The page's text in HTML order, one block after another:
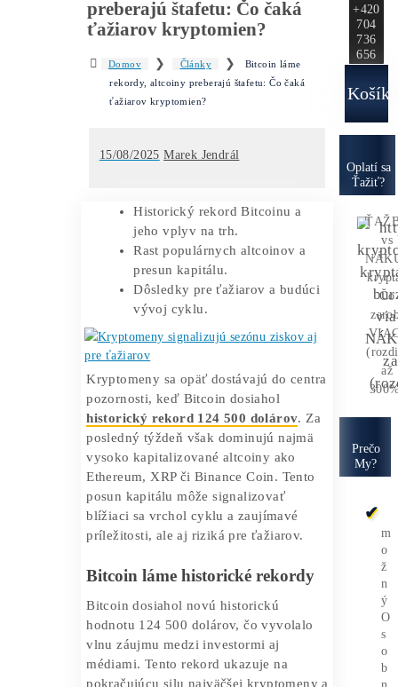
Zisky
Bitcoin láme rekordy, altcoiny
preberajú štafetu: Čo čaká
ťažiarov kryptomien?
15/08/2025 Marek Jendrál
Historický rekord Bitcoinu a
jeho vplyv na trh.
Rast populárnych altcoinov a
presun kapitálu.
Dôsledky pre ťažiarov a budúci
vývoj cyklu.
Kryptomeny sa opäť dostávajú do centra
pozornosti, keď Bitcoin dosiahol
historický rekord 124 500 dolárov
posledný týždeň však dominujú najmä
vysoko kapitalizované altcoiny ako
Ethereum, XRP či Binance Coin. Tento
posun kapitálu môže signalizovať
blížiaci sa vrchol cyklu a zaujímavé